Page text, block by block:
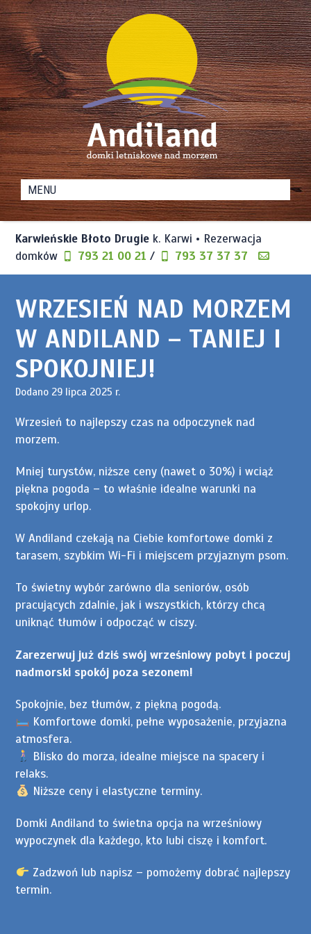
Andiland
Domki
Letniskowe
nad
Morzem
Karwieńskie Błoto Drugie k. Karwi • Rezerwacja
domków
793 21 00 21 / 793 37 37 37
WRZESIEŃ NAD MORZEM
W ANDILAND – TANIEJ I
SPOKOJNIEJ!
Dodano 29 lipca 2025 r.
Wrzesień to najlepszy czas na odpoczynek nad
morzem.
Mniej turystów, niższe ceny (nawet o 30%) i wciąż
piękna pogoda – to właśnie idealne warunki na
spokojny urlop.
W Andiland czekają na Ciebie komfortowe domki z
tarasem, szybkim Wi-Fi i miejscem przyjaznym psom.
To świetny wybór zarówno dla seniorów, osób
pracujących zdalnie, jak i wszystkich, którzy chcą
uniknąć tłumów i odpocząć w ciszy.
Zarezerwuj już dziś swój wrześniowy pobyt i poczuj
nadmorski spokój poza sezonem!
Spokojnie, bez tłumów, z piękną pogodą.
Komfortowe domki, pełne wyposażenie, przyjazna
atmosfera.
Blisko do morza, idealne miejsce na spacery i
relaks.
Niższe ceny i elastyczne terminy.
Domki Andiland to świetna opcja na wrześniowy
wypoczynek dla każdego, kto lubi ciszę i komfort.
Zadzwoń lub napisz – pomożemy dobrać najlepszy
termin.